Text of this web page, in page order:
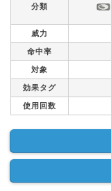
分類
威力
命中率
対象
効果タグ
使用回数